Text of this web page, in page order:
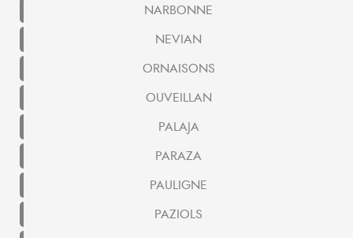
NARBONNE
NEVIAN
ORNAISONS
OUVEILLAN
PALAJA
PARAZA
PAULIGNE
PAZIOLS